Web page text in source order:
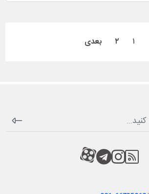
۱ ۲ بعدی
RSS
کانال آپارات
کانال تلگرام
کانال آپارات